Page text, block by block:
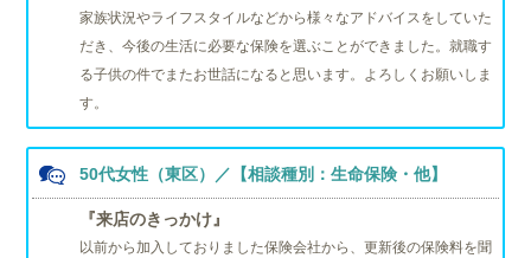
家族状況やライフスタイルなどから様々なアドバイスをしていた
だき、今後の生活に必要な保険を選ぶことができました。就職す
る子供の件でまたお世話になると思います。よろしくお願いしま
す。
50代女性（東区）／【相談種別：生命保険・他】
『来店のきっかけ』
以前から加入しておりました保険会社から、更新後の保険料を聞